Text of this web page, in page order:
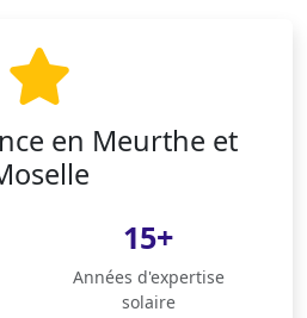
en Meurthe et
15+
Années d'expertise
solaire